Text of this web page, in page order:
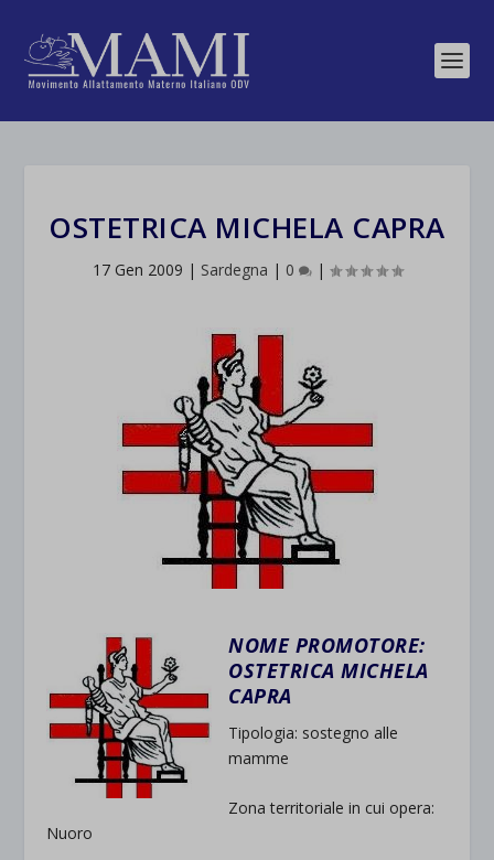
OSTETRICA MICHELA CAPRA
17 Gen 2009 | Sardegna | 0 |
NOME PROMOTORE:
OSTETRICA MICHELA
CAPRA
Tipologia: sostegno alle
mamme
Zona territoriale in cui opera:
Nuoro